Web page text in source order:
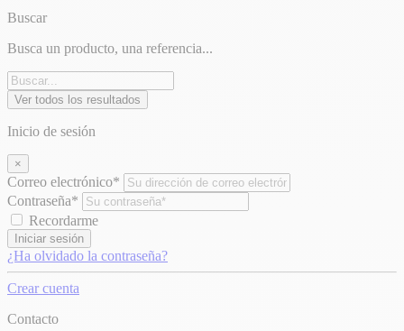
Buscar
Busca un producto, una referencia...
Ver todos los resultados
Inicio de sesión
×
Correo electrónico*
Contraseña*
Recordarme
Iniciar sesión
¿Ha olvidado la contraseña?
Crear cuenta
Contacto